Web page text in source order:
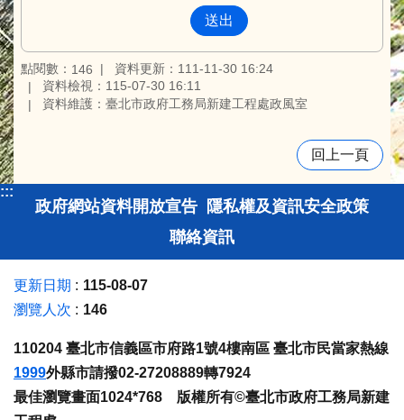
點閱數： 146
資料更新：111-11-30 16:24
資料檢視：115-07-30 16:11
資料維護：臺北市政府工務局新建工程處政風室
回上一頁
:::
政府網站資料開放宣告 隱私權及資訊安全政策
聯絡資訊
更新日期
115-08-07
瀏覽人次
146
110204 臺北市信義區市府路1號4樓南區 臺北市民當家熱線
1999外縣市請撥02-27208889轉7924
最佳瀏覽畫面1024*768 版權所有©臺北市政府工務局新建